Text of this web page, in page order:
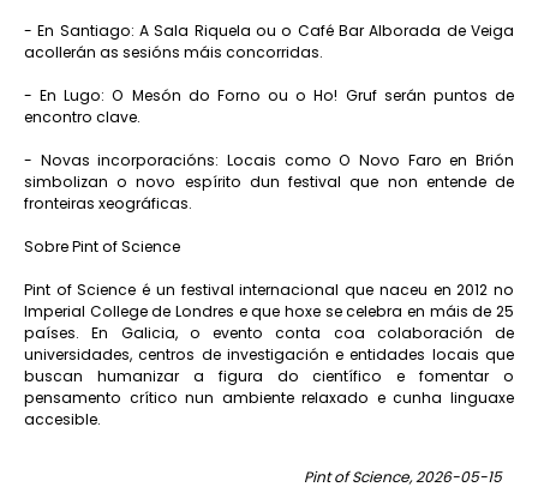
- En Santiago: A Sala Riquela ou o Café Bar Alborada de Veiga
acollerán as sesións máis concorridas.
- En Lugo: O Mesón do Forno ou o Ho! Gruf serán puntos de
encontro clave.
- Novas incorporacións: Locais como O Novo Faro en Brión
simbolizan o novo espírito dun festival que non entende de
fronteiras xeográficas.
Sobre Pint of Science
Pint of Science é un festival internacional que naceu en 2012 no
Imperial College de Londres e que hoxe se celebra en máis de 25
países. En Galicia, o evento conta coa colaboración de
universidades, centros de investigación e entidades locais que
buscan humanizar a figura do científico e fomentar o
pensamento crítico nun ambiente relaxado e cunha linguaxe
accesible.
Pint of Science, 2026-05-15